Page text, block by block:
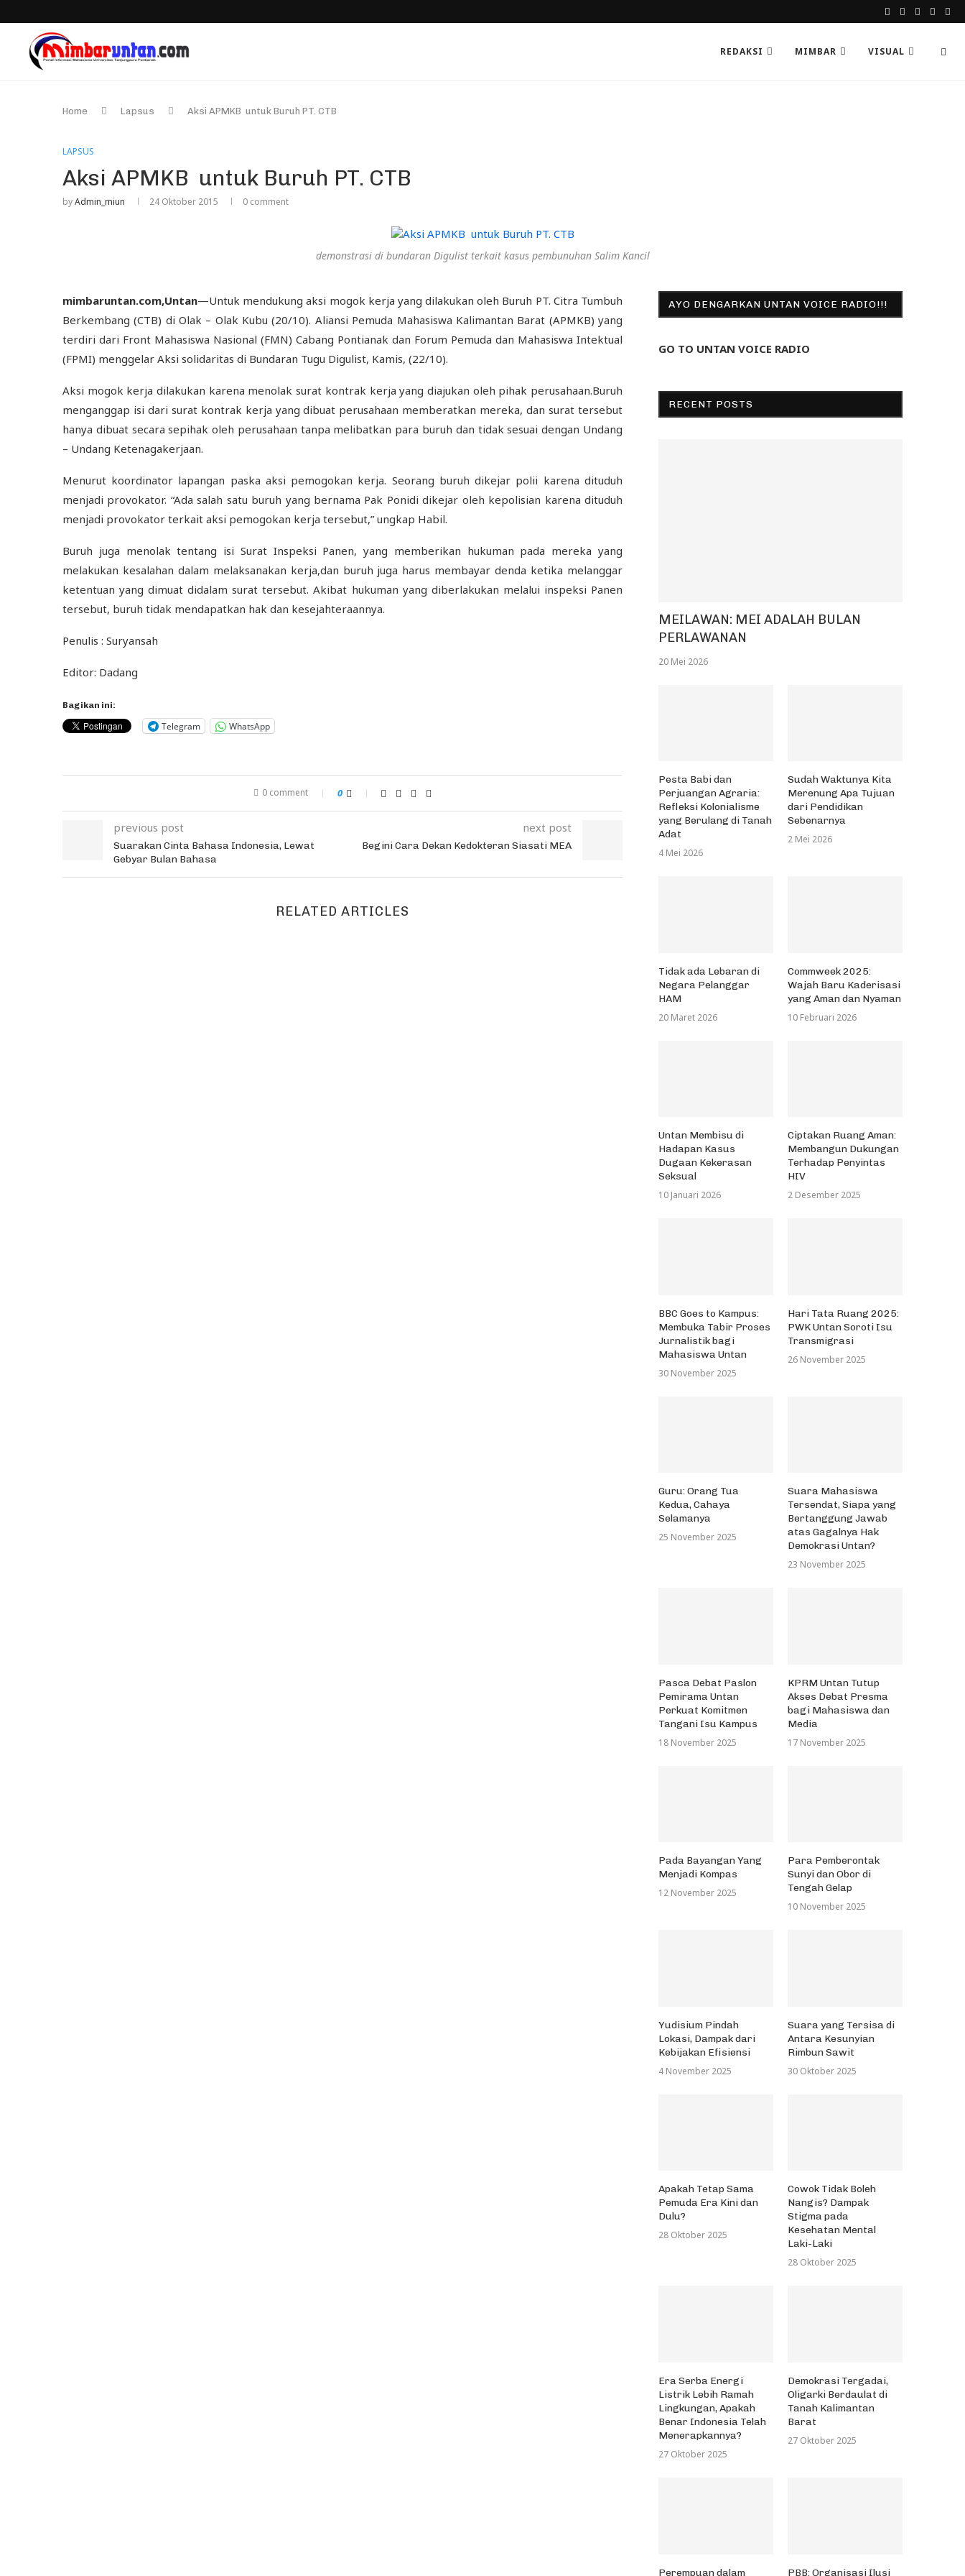
REDAKSI MIMBAR VISUAL
Home Lapsus Aksi APMKB untuk Buruh PT. CTB
LAPSUS
Aksi APMKB untuk Buruh PT. CTB
byAdmin_miun 24 Oktober 2015 0 comment
demonstrasi di bundaran Digulist terkait kasus pembunuhan Salim Kancil
mimbaruntan.com,Untan—Untuk mendukung aksi mogok kerja yang dilakukan oleh Buruh PT. Citra Tumbuh
Berkembang (CTB) di Olak – Olak Kubu (20/10). Aliansi Pemuda Mahasiswa Kalimantan Barat (APMKB) yang
terdiri dari Front Mahasiswa Nasional (FMN) Cabang Pontianak dan Forum Pemuda dan Mahasiswa Intektual
(FPMI) menggelar Aksi solidaritas di Bundaran Tugu Digulist, Kamis, (22/10).
Aksi mogok kerja dilakukan karena menolak surat kontrak kerja yang diajukan oleh pihak perusahaan.Buruh
menganggap isi dari surat kontrak kerja yang dibuat perusahaan memberatkan mereka, dan surat tersebut
hanya dibuat secara sepihak oleh perusahaan tanpa melibatkan para buruh dan tidak sesuai dengan Undang
– Undang Ketenagakerjaan.
Menurut koordinator lapangan paska aksi pemogokan kerja. Seorang buruh dikejar polii karena dituduh
menjadi provokator. “Ada salah satu buruh yang bernama Pak Ponidi dikejar oleh kepolisian karena dituduh
menjadi provokator terkait aksi pemogokan kerja tersebut,” ungkap Habil.
Buruh juga menolak tentang isi Surat Inspeksi Panen, yang memberikan hukuman pada mereka yang
melakukan kesalahan dalam melaksanakan kerja,dan buruh juga harus membayar denda ketika melanggar
ketentuan yang dimuat didalam surat tersebut. Akibat hukuman yang diberlakukan melalui inspeksi Panen
tersebut, buruh tidak mendapatkan hak dan kesejahteraannya.
Penulis : Suryansah
Editor: Dadang
Bagikan ini:
Telegram WhatsApp
0 comment 0
previous post
Suarakan Cinta Bahasa Indonesia, Lewat
Gebyar Bulan Bahasa
next post
Begini Cara Dekan Kedokteran Siasati MEA
RELATED ARTICLES
AYO DENGARKAN UNTAN VOICE RADIO!!!
GO TO UNTAN VOICE RADIO
RECENT POSTS
MEILAWAN: MEI ADALAH BULAN
PERLAWANAN
20 Mei 2026
Pesta Babi dan
Perjuangan Agraria:
Refleksi Kolonialisme
yang Berulang di Tanah
Adat
4 Mei 2026
Sudah Waktunya Kita
Merenung Apa Tujuan
dari Pendidikan
Sebenarnya
2 Mei 2026
Tidak ada Lebaran di
Negara Pelanggar
HAM
20 Maret 2026
Commweek 2025:
Wajah Baru Kaderisasi
yang Aman dan Nyaman
10 Februari 2026
Untan Membisu di
Hadapan Kasus
Dugaan Kekerasan
Seksual
10 Januari 2026
Ciptakan Ruang Aman:
Membangun Dukungan
Terhadap Penyintas
HIV
2 Desember 2025
BBC Goes to Kampus:
Membuka Tabir Proses
Jurnalistik bagi
Mahasiswa Untan
30 November 2025
Hari Tata Ruang 2025:
PWK Untan Soroti Isu
Transmigrasi
26 November 2025
Guru: Orang Tua
Kedua, Cahaya
Selamanya
25 November 2025
Suara Mahasiswa
Tersendat, Siapa yang
Bertanggung Jawab
atas Gagalnya Hak
Demokrasi Untan?
23 November 2025
Pasca Debat Paslon
Pemirama Untan
Perkuat Komitmen
Tangani Isu Kampus
18 November 2025
KPRM Untan Tutup
Akses Debat Presma
bagi Mahasiswa dan
Media
17 November 2025
Pada Bayangan Yang
Menjadi Kompas
12 November 2025
Para Pemberontak
Sunyi dan Obor di
Tengah Gelap
10 November 2025
Yudisium Pindah
Lokasi, Dampak dari
Kebijakan Efisiensi
4 November 2025
Suara yang Tersisa di
Antara Kesunyian
Rimbun Sawit
30 Oktober 2025
Apakah Tetap Sama
Pemuda Era Kini dan
Dulu?
28 Oktober 2025
Cowok Tidak Boleh
Nangis? Dampak
Stigma pada
Kesehatan Mental
Laki-Laki
28 Oktober 2025
Era Serba Energi
Listrik Lebih Ramah
Lingkungan, Apakah
Benar Indonesia Telah
Menerapkannya?
27 Oktober 2025
Demokrasi Tergadai,
Oligarki Berdaulat di
Tanah Kalimantan
Barat
27 Oktober 2025
Perempuan dalam PBB: Organisasi Ilusi